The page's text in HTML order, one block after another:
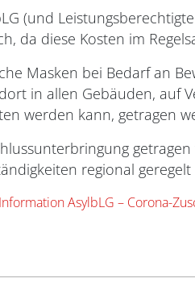
(und
da diese Kosten im
Masken bei Bedarf an
in allen Gebäuden, auf
werden kann, getragen
regional geregelt
Information AsylbLG – Corona-